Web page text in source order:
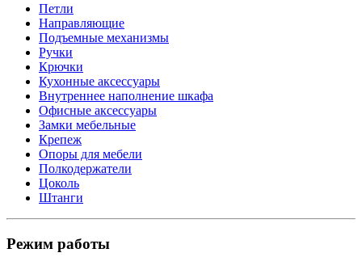
Петли
Направляющие
Подъемные механизмы
Ручки
Крючки
Кухонные аксессуары
Внутреннее наполнение шкафа
Офисные аксессуары
Замки мебельные
Крепеж
Опоры для мебели
Полкодержатели
Цоколь
Штанги
Режим работы